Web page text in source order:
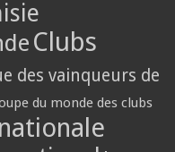
Clubs
des vainqueurs de
du monde des clubs